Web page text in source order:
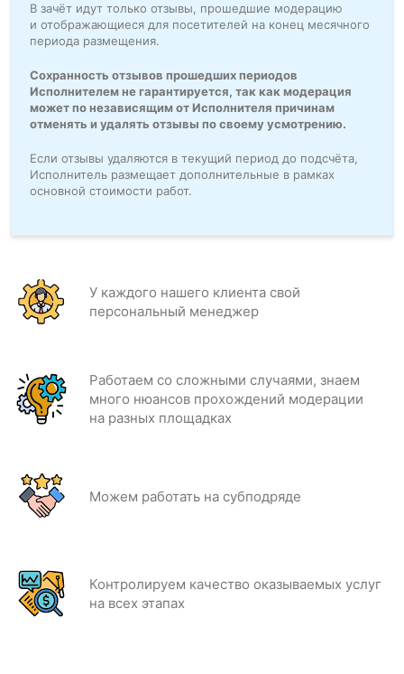
В зачёт идут только отзывы, прошедшие модерацию
и отображающиеся для посетителей на конец месячного
периода размещения.
Сохранность отзывов прошедших периодов
Исполнителем не гарантируется, так как модерация
может по независящим от Исполнителя причинам
отменять и удалять отзывы по своему усмотрению.
Если отзывы удаляются в текущий период до подсчёта,
Исполнитель размещает дополнительные в рамках
основной стоимости работ.
У каждого нашего клиента свой
персональный менеджер
Работаем со сложными случаями, знаем
много нюансов прохождений модерации
на разных площадках
Можем работать на субподряде
Контролируем качество оказываемых услуг
на всех этапах